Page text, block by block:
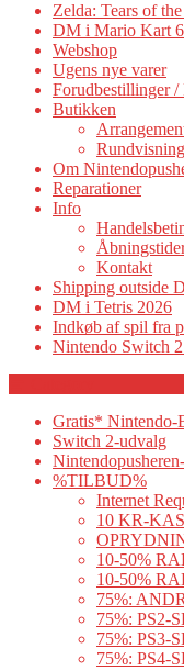
Zelda: Tears of
DM i Mario Kart
Webshop
Ugens nye varer
Forudbestillinger /
Butikken
Rundvisning
Om
Reparationer
Info
Kontakt
Shipping outside
DM i Tetris 2026
Indkøb af spil fra
Nintendo Switch 2
Gratis* Nintendo-
Switch 2-udvalg
%TILBUD%
Internet
10 KR-
10-50%
10-50%
75%:
75%: PS2-
75%: PS3-
75%: PS4-